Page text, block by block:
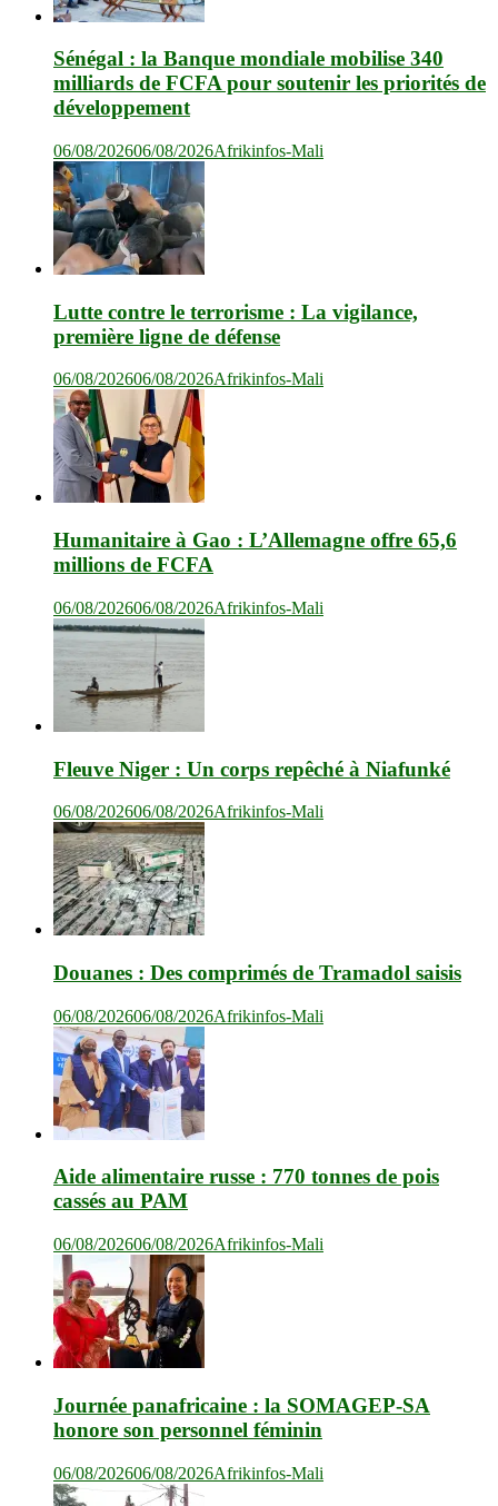
Sénégal : la Banque mondiale mobilise 340
milliards de FCFA pour soutenir les priorités de
développement
06/08/202606/08/2026Afrikinfos-Mali
Lutte contre le terrorisme : La vigilance,
première ligne de défense
06/08/202606/08/2026Afrikinfos-Mali
Humanitaire à Gao : L’Allemagne offre 65,6
millions de FCFA
06/08/202606/08/2026Afrikinfos-Mali
Fleuve Niger : Un corps repêché à Niafunké
06/08/202606/08/2026Afrikinfos-Mali
Douanes : Des comprimés de Tramadol saisis
06/08/202606/08/2026Afrikinfos-Mali
Aide alimentaire russe : 770 tonnes de pois
cassés au PAM
06/08/202606/08/2026Afrikinfos-Mali
Journée panafricaine : la SOMAGEP-SA
honore son personnel féminin
06/08/202606/08/2026Afrikinfos-Mali